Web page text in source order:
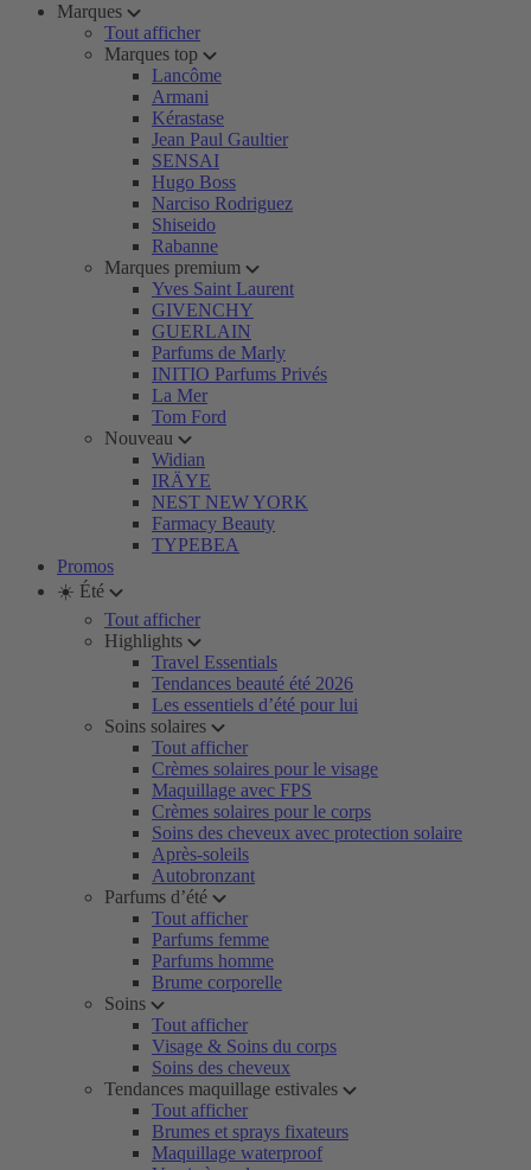
Marques
Tout afficher
Marques top
Lancôme
Armani
Kérastase
Jean Paul Gaultier
SENSAI
Hugo Boss
Narciso Rodriguez
Shiseido
Rabanne
Marques premium
Yves Saint Laurent
GIVENCHY
GUERLAIN
Parfums de Marly
INITIO Parfums Privés
La Mer
Tom Ford
Nouveau
Widian
IRÄYE
NEST NEW YORK
Farmacy Beauty
TYPEBEA
Promos
☀️ Été
Tout afficher
Highlights
Travel Essentials
Tendances beauté été 2026
Les essentiels d’été pour lui
Soins solaires
Tout afficher
Crèmes solaires pour le visage
Maquillage avec FPS
Crèmes solaires pour le corps
Soins des cheveux avec protection solaire
Après-soleils
Autobronzant
Parfums d’été
Tout afficher
Parfums femme
Parfums homme
Brume corporelle
Soins
Tout afficher
Visage & Soins du corps
Soins des cheveux
Tendances maquillage estivales
Tout afficher
Brumes et sprays fixateurs
Maquillage waterproof